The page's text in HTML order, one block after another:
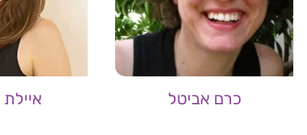
כרם אביטל